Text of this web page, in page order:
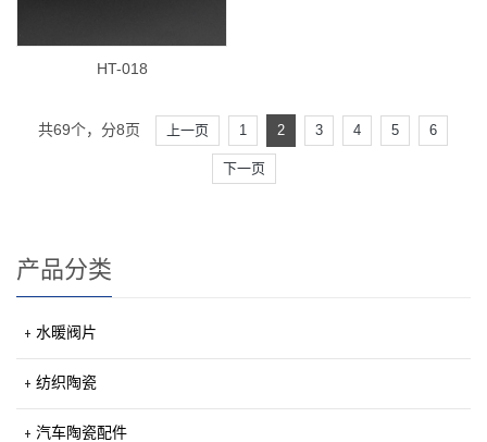
HT-018
共69个，分8页 上一页 1 2 3 4 5 6
下一页
产品分类
水暖阀片
纺织陶瓷
汽车陶瓷配件